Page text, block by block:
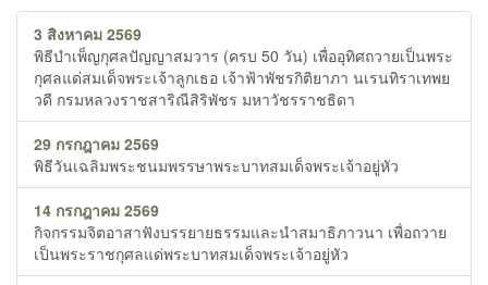
3 สิงหาคม 2569
พิธีบำเพ็ญกุศลปัญญาสมวาร (ครบ 50 วัน) เพื่ออุทิศถวายเป็นพระ
กุศลแด่สมเด็จพระเจ้าลูกเธอ เจ้าฟ้าพัชรกิติยาภา นเรนทิราเทพย
วดี กรมหลวงราชสาริณีสิริพัชร มหาวัชรราชธิดา
29 กรกฎาคม 2569
พิธีวันเฉลิมพระชนมพรรษาพระบาทสมเด็จพระเจ้าอยู่หัว
14 กรกฎาคม 2569
กิจกรรมจิตอาสาฟังบรรยายธรรมและนำสมาธิภาวนา เพื่อถวาย
เป็นพระราชกุศลแด่พระบาทสมเด็จพระเจ้าอยู่หัว